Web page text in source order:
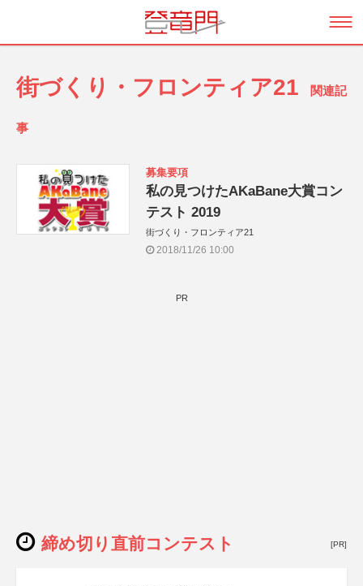
街づくり・フロンティア21 関連記
事
募集要項
私の見つけたAKaBane大賞コン
テスト 2019
街づくり・フロンティア21
2018/11/26 10:00
PR
締め切り直前コンテスト [PR]